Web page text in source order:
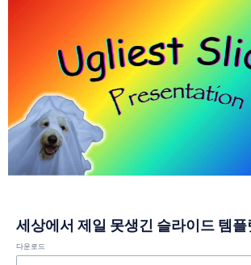
세상에서 제일 못생긴 슬라이드 템플
다운로드